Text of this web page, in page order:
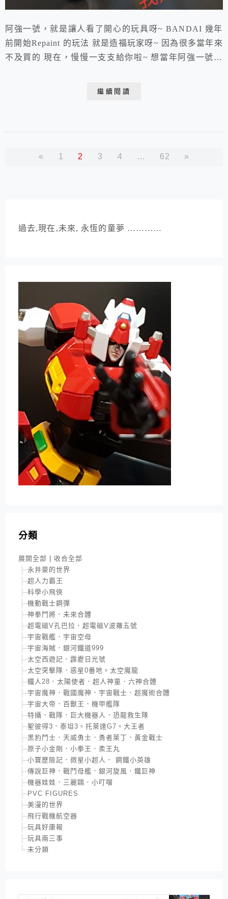
阿強一號，就是讓人看了開心的玩具呀~ BANDAI 幾年
前開始Repaint 的玩法 就是造福玩家呀~ 因為很多當年來
不及買的 現在，慢慢一支支給你啦~ 想當年阿強一號真
繼續閱讀
« 1 2 3 4 ... 62 »
過去,現在,未來, 永恆的童夢 …………
分類
展開全部
收合全部
永井豪的世界
超人力霸王
科學小飛俠
機動戰士鋼彈
神拳鬥將．未來合體
超電磁V孔巴拉．超電磁V波羅五號
宇宙戰艦．宇宙空母
宇宙海賊．銀河鐵道999
太空西遊記．霹靂日光號
太空突擊隊．惑星0番地。太空魔龍
鐵人28．太陽使者．超人神童．六神合體
宇宙魔神．戰國魔神．宇宙戰士．超魔術合體
宇宙大帝．百獸王．機甲艦隊
特攝．戰隊．巨大機器人．恐龍救生隊
聖彼得3．泰坦3。托萊達G7。大王者
黑豹鬥士．天威勇士．勇者萊丁．黃金戰士
原子小金剛．小拳王．柔王丸
小寶歷險記．微星小超人． 鋼鐵小英雄
傳說巨神．戰鬥母艦．銀河旋風．鐵巨神
機器娃娃．三麗鷗．小叮噹
PVC FIGURES
美漫的世界
飛行戰機航空器
玩具好康報
玩具兩三事
未分類